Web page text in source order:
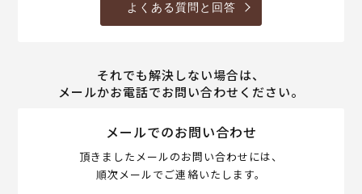
よくある質問と回答
それでも解決しない場合は、
メールかお電話でお問い合わせください。
メールでのお問い合わせ
頂きましたメールのお問い合わせには、
順次メールでご連絡いたします。